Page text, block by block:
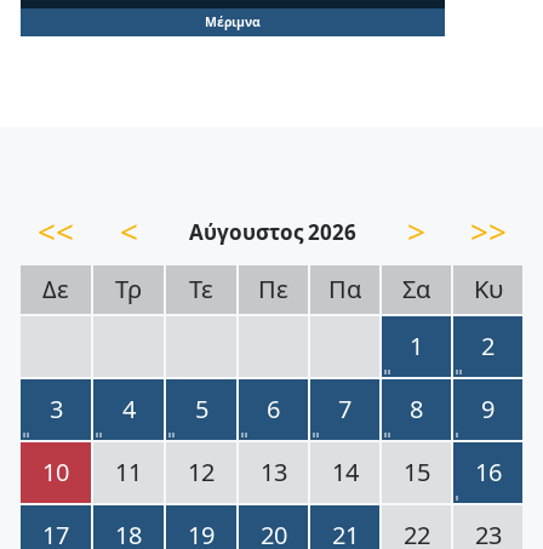
Μέριμνα
<< < Αύγουστος 2026 > >>
Δε Τρ Τε Πε Πα Σα
Κυ
1
2
3
4 5 6 7 8
9
10
11 12 13 14 15
16
17
18 19 20 21 22
23